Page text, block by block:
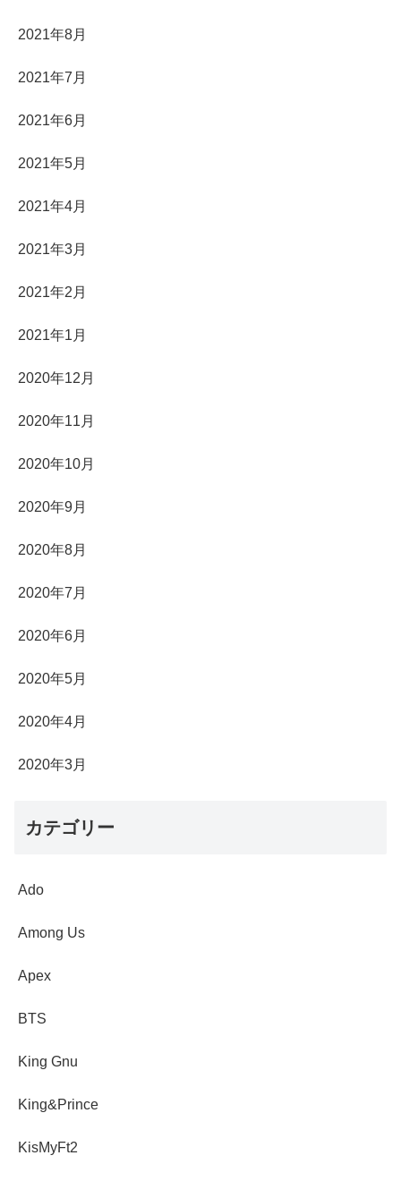
2021年8月
2021年7月
2021年6月
2021年5月
2021年4月
2021年3月
2021年2月
2021年1月
2020年12月
2020年11月
2020年10月
2020年9月
2020年8月
2020年7月
2020年6月
2020年5月
2020年4月
2020年3月
カテゴリー
Ado
Among Us
Apex
BTS
King Gnu
King&Prince
KisMyFt2